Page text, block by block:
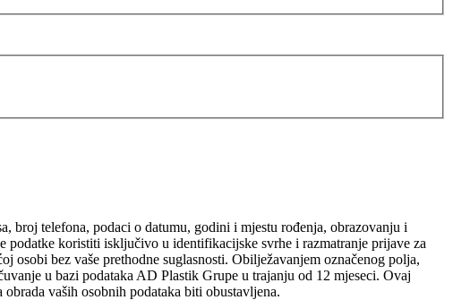
broj telefona, podaci o datumu, godini i mjestu rođenja, obrazovanju i
podatke koristiti isključivo u identifikacijske svrhe i razmatranje prijave za
bez vaše prethodne suglasnosti. Obilježavanjem označenog polja,
u bazi podataka AD Plastik Grupe u trajanju od 12 mjeseci. Ovaj
vaših osobnih podataka biti obustavljena.